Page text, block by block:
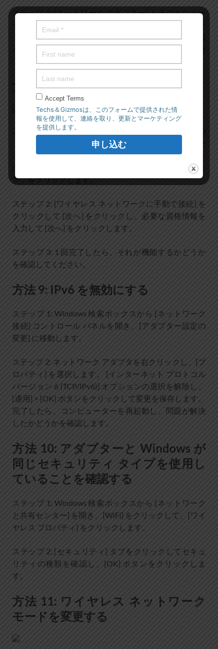
ステップ 2: [ネットワーク アダプター] トラブルシュー
ィング ツールを実行] ボタンをクリックして、画面の指
了したら、それが機能するかどうかを確認します。
方法 8: 接続を手動で追加する
ステップ 1: Windows 検索ボックスから Windows PC の
「コントロール パネル」アプリを開き、「ネットワー
クとインターネット > ネットワークと共有センター」
に移動して、「接続またはネットワークのセットアッ
プ」をクリックします。
ステップ 2: [ワイヤレス ネットワークに手動で接続] を
クリックして [次へ] をクリックし、必要な資格情報を
入力して [次へ] をクリックします。
ステップ 3: 1 回完了したら、それが機能するかどうか
を確認してください。
方法 9: IPv6 を無効にする
ステップ 1: Windows 検索ボックスから [ネットワーク
接続] コントロール パネルを開き、[アダプター設定の
変更] に移動します。
ステップ 2: ネットワーク アダプタを右クリックし、[プ
ロパティ] を選択します。 [インターネット プロトコル
バージョン 6 (TCP/IPv6)] オプションの選択を解除し、
[適用] > [OK] ボタンをクリックして変更を保存します。
完了したら、コンピューターを再起動し、問題が解決
したかどうかを確認します。
方法 10: アダプターと Windows が
同じセキュリティ タイプを使用し
ていることを確認する
ステップ 1: Windows 検索ボックスから [ネットワーク
と共有センター] を開き、[WiFi] をクリックして、[ワイ
ヤレス プロパティ] をクリックします。
ステップ 2: [セキュリティ] タブをクリックしてセキュ
リティの種類を確認し、[OK] ボタンをクリックしま
す。
方法 11: ワイヤレス ネットワーク
モードを変更する
Accept Terms
Techs＆Gizmosは、このフォームで提供された情
報を使用して、連絡を取り、更新とマーケティング
を提供します。